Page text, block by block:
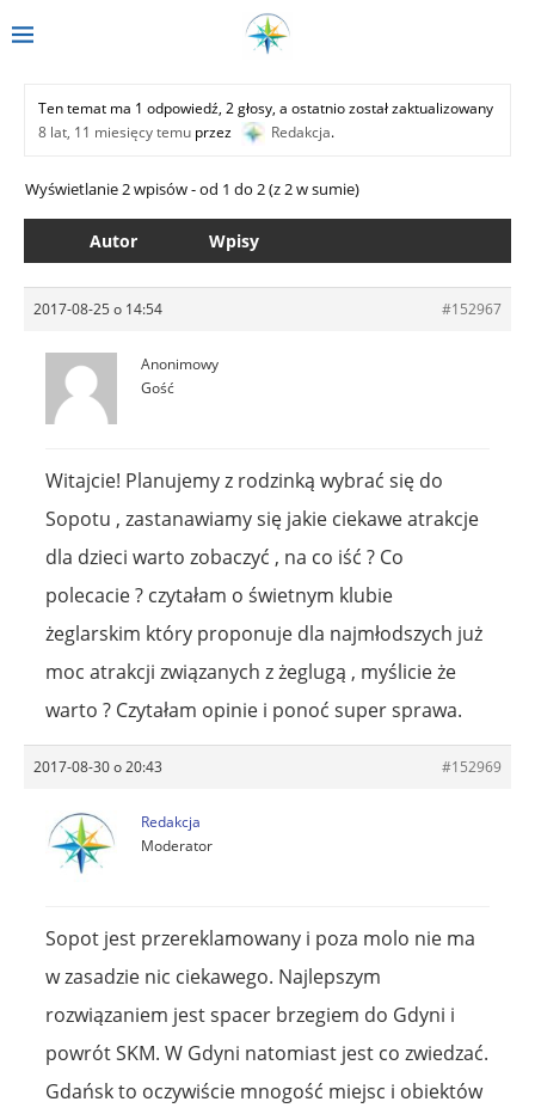
Ten temat ma 1 odpowiedź, 2 głosy, a ostatnio został zaktualizowany
8 lat, 11 miesięcy temu przez Redakcja.
Wyświetlanie 2 wpisów - od 1 do 2 (z 2 w sumie)
Autor Wpisy
2017-08-25 o 14:54 #152967
Anonimowy
Gość
Witajcie! Planujemy z rodzinką wybrać się do
Sopotu , zastanawiamy się jakie ciekawe atrakcje
dla dzieci warto zobaczyć , na co iść ? Co
polecacie ? czytałam o świetnym klubie
żeglarskim który proponuje dla najmłodszych już
moc atrakcji związanych z żeglugą , myślicie że
warto ? Czytałam opinie i ponoć super sprawa.
2017-08-30 o 20:43 #152969
Redakcja
Moderator
Sopot jest przereklamowany i poza molo nie ma
w zasadzie nic ciekawego. Najlepszym
rozwiązaniem jest spacer brzegiem do Gdyni i
powrót SKM. W Gdyni natomiast jest co zwiedzać.
Gdańsk to oczywiście mnogość miejsc i obiektów